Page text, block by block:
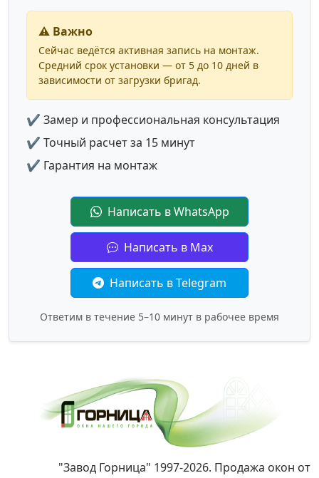
⚠️ Важно
Сейчас ведётся активная запись на монтаж.
Средний срок установки — от 5 до 10 дней в
зависимости от загрузки бригад.
✔ Замер и профессиональная консультация
✔ Точный расчет за 15 минут
✔ Гарантия на монтаж
Написать в WhatsApp
Написать в Max
Написать в Telegram
Ответим в течение 5–10 минут в рабочее время
"Завод Горница" 1997-2026. Продажа окон от